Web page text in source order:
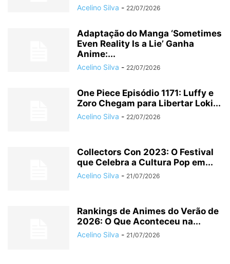
Acelino Silva - 22/07/2026
Adaptação do Manga ‘Sometimes
Even Reality Is a Lie’ Ganha
Anime:...
Acelino Silva - 22/07/2026
One Piece Episódio 1171: Luffy e
Zoro Chegam para Libertar Loki...
Acelino Silva - 22/07/2026
Collectors Con 2023: O Festival
que Celebra a Cultura Pop em...
Acelino Silva - 21/07/2026
Rankings de Animes do Verão de
2026: O Que Aconteceu na...
Acelino Silva - 21/07/2026